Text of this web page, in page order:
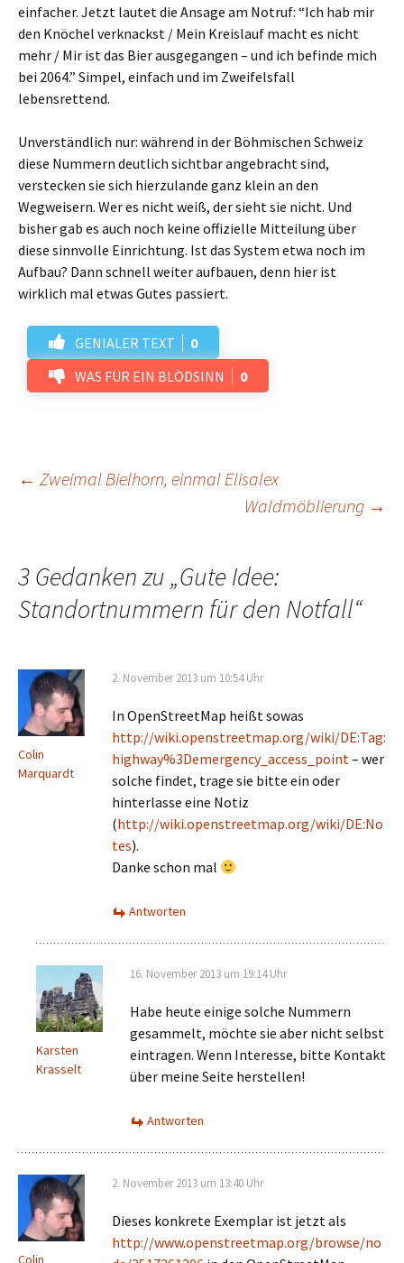
einfacher. Jetzt lautet die Ansage am Notruf: “Ich hab mir
den Knöchel verknackst / Mein Kreislauf macht es nicht
mehr / Mir ist das Bier ausgegangen – und ich befinde mich
bei 2064.” Simpel, einfach und im Zweifelsfall
lebensrettend.
Unverständlich nur: während in der Böhmischen Schweiz
diese Nummern deutlich sichtbar angebracht sind,
verstecken sie sich hierzulande ganz klein an den
Wegweisern. Wer es nicht weiß, der sieht sie nicht. Und
bisher gab es auch noch keine offizielle Mitteilung über
diese sinnvolle Einrichtung. Ist das System etwa noch im
Aufbau? Dann schnell weiter aufbauen, denn hier ist
wirklich mal etwas Gutes passiert.
GENIALER TEXT
0
WAS FÜR EIN BLÖDSINN
0
Beitrags-
← Zweimal Bielhorn, einmal Elisalex
Waldmöblierung →
3 Gedanken zu „Gute Idee:
Standortnummern für den Notfall“
Colin
Marquardt
2. November 2013 um 10:54 Uhr
In OpenStreetMap heißt sowas
http://wiki.openstreetmap.org/wiki/DE:Tag:
highway%3Demergency_access_point– wer
solche findet, trage sie bitte ein oder
hinterlasse eine Notiz
(http://wiki.openstreetmap.org/wiki/DE:No
tes).
Danke schon mal
Antworten
Karsten
Krasselt
16. November 2013 um 19:14 Uhr
Habe heute einige solche Nummern
gesammelt, möchte sie aber nicht selbst
eintragen. Wenn Interesse, bitte Kontakt
über meine Seite herstellen!
Antworten
Colin
2. November 2013 um 13:40 Uhr
Dieses konkrete Exemplar ist jetzt als
http://www.openstreetmap.org/browse/no